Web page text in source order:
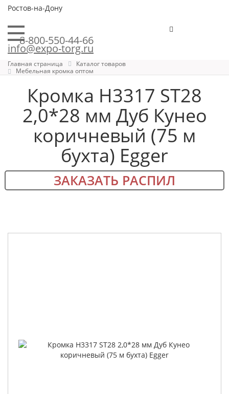
Ростов-на-Дону
8-800-550-44-66
info@expo-torg.ru
Главная страница
Каталог товаров
Мебельная кромка оптом
Кромка H3317 ST28
2,0*28 мм Дуб Кунео
коричневый (75 м
бухта) Egger
ЗАКАЗАТЬ РАСПИЛ